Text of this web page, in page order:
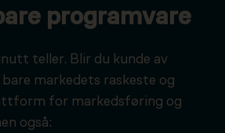
programvare
teller. Blir du kunde av
bare markedets raskeste og
for markedsføring og
også: